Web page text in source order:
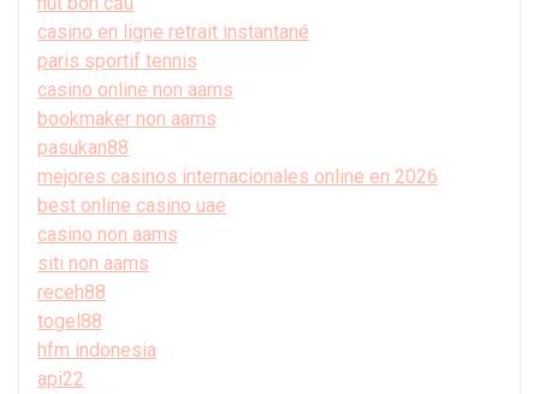
casino en ligne retrait instantané
paris sportif tennis
casino online non aams
bookmaker non aams
pasukan88
mejores casinos internacionales online en 2026
best online casino uae
casino non aams
siti non aams
receh88
togel88
hfm indonesia
api22